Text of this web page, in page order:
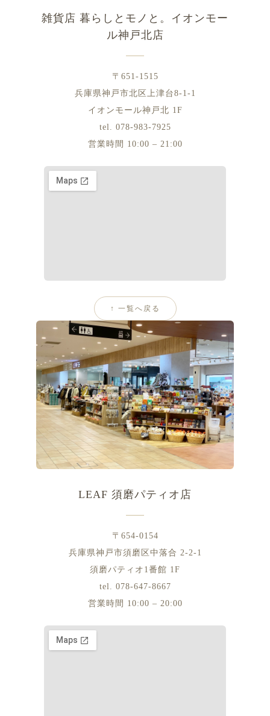
雑貨店 暮らしとモノと。イオンモー
ル神戸北店
〒651-1515
兵庫県神戸市北区上津台8-1-1
イオンモール神戸北 1F
tel. 078-983-7925
営業時間 10:00 – 21:00
↑ 一覧へ戻る
LEAF 須磨パティオ店
〒654-0154
兵庫県神戸市須磨区中落合 2-2-1
須磨パティオ1番館 1F
tel. 078-647-8667
営業時間 10:00 – 20:00